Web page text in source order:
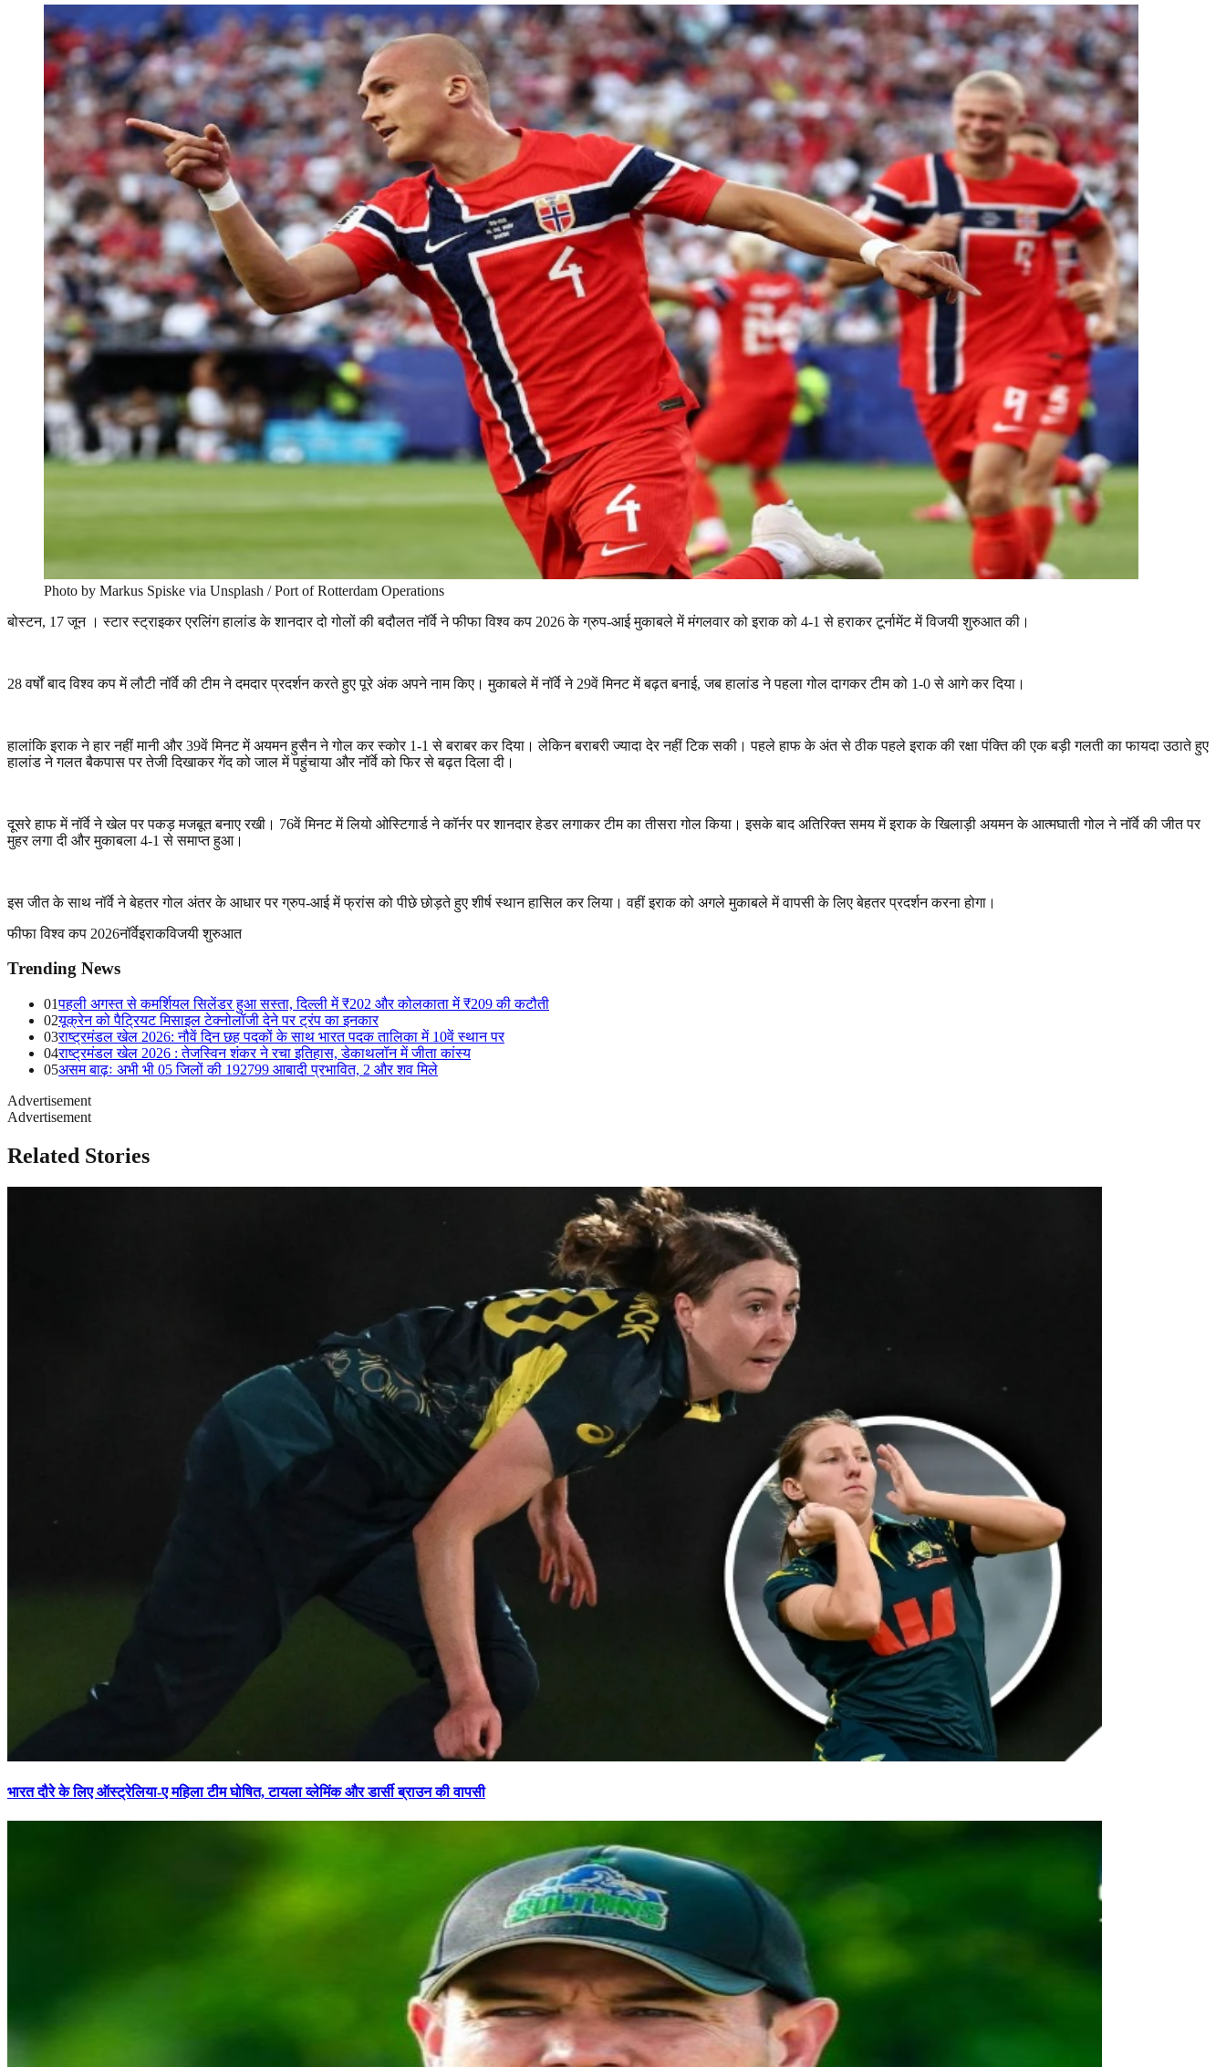
Photo by Markus Spiske via Unsplash / Port of Rotterdam Operations
बोस्टन, 17जून । स्टार स्ट्राइकर एरलिंग हालांड के शानदार दो गोलों की बदौलत नॉर्वे ने फीफा विश्व कप 2026के ग्रुप-आई मुकाबले में मंगलवार को इराक को 4-1 से हराकर टूर्नामेंट में विजयी शुरुआत की।
28वर्षों बाद विश्व कप में लौटी नॉर्वे की टीम ने दमदार प्रदर्शन करते हुए पूरे अंक अपने नाम किए। मुकाबले में नॉर्वे ने 29वें मिनट में बढ़त बनाई,जब हालांड ने पहला गोल दागकर टीम को 1-0से आगे कर दिया।
हालांकि इराक ने हार नहीं मानी और39वें मिनट में अयमन हुसैन ने गोल कर स्कोर 1-1 से बराबर कर दिया। लेकिन बराबरी ज्यादा देर नहीं टिक सकी। पहले हाफ के अंत से ठीक पहले इराक की रक्षा पंक्ति की एक बड़ी गलती का फायदा उठाते हुए
हालांड ने गलत बैकपास पर तेजी दिखाकर गेंद को जाल में पहुंचाया और नॉर्वे को फिर से बढ़त दिला दी।
दूसरे हाफ में नॉर्वे ने खेल पर पकड़ मजबूत बनाए रखी। 76वें मिनट में लियो ओस्टिगार्ड ने कॉर्नर पर शानदार हेडर लगाकर टीम का तीसरा गोल किया। इसके बाद अतिरिक्त समय में इराक के खिलाड़ी अयमन के आत्मघाती गोल ने नॉर्वे की जीत पर
मुहर लगा दी और मुकाबला 4-1 से समाप्त हुआ।
इस जीत के साथ नॉर्वे ने बेहतर गोल अंतर के आधार पर ग्रुप-आई में फ्रांस को पीछे छोड़ते हुए शीर्ष स्थान हासिल कर लिया। वहीं इराक को अगले मुकाबले में वापसी के लिए बेहतर प्रदर्शन करना होगा।
फीफा विश्व कप 2026नॉर्वेइराकविजयी शुरुआत
Trending News
01पहली अगस्त से कमर्शियल सिलेंडर हुआ सस्ता, दिल्ली में ₹202 और कोलकाता में ₹209 की कटौती
02यूक्रेन को पैट्रियट मिसाइल टेक्नोलॉजी देने पर ट्रंप का इनकार
03राष्ट्रमंडल खेल 2026: नौवें दिन छह पदकों के साथ भारत पदक तालिका में 10वें स्थान पर
04राष्ट्रमंडल खेल 2026 : तेजस्विन शंकर ने रचा इतिहास, डेकाथलॉन में जीता कांस्य
05असम बाढ़ः अभी भी 05 जिलों की 192799 आबादी प्रभावित, 2 और शव मिले
Advertisement
Advertisement
Related Stories
भारत दौरे के लिए ऑस्ट्रेलिया-ए महिला टीम घोषित, टायला व्लेमिंक और डार्सी ब्राउन की वापसी